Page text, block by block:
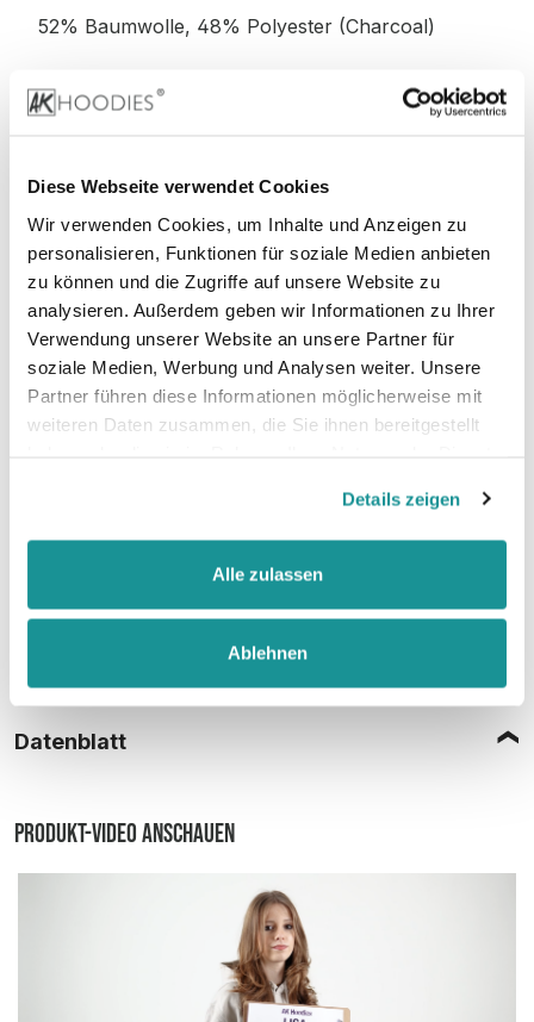
Diese Webseite verwendet Cookies
Wir verwenden Cookies, um Inhalte und Anzeigen zu
personalisieren, Funktionen für soziale Medien anbieten
zu können und die Zugriffe auf unsere Website zu
analysieren. Außerdem geben wir Informationen zu Ihrer
Verwendung unserer Website an unsere Partner für
soziale Medien, Werbung und Analysen weiter. Unsere
Partner führen diese Informationen möglicherweise mit
weiteren Daten zusammen, die Sie ihnen bereitgestellt
Details zeigen
Alle zulassen
Ablehnen
52% Baumwolle, 48% Polyester (Charcoal)
52% Baumwolle, 48% Polyester (Graphite
Heather)
Stoffgewicht : 280 g/m²
Zertifizierungen:
PETA-Vegan, WRAP, faire Arbeitsbedingungen,
REACH, Sedex
Datenblatt
Produkt-Video anschauen